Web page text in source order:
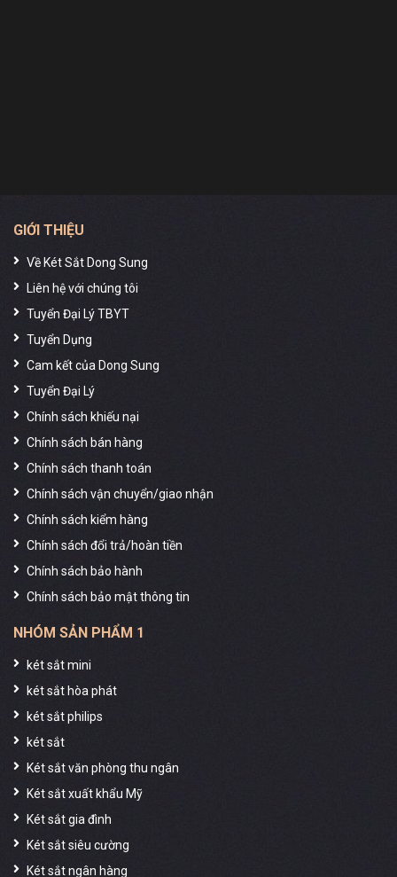
GIỚI THIỆU
Về Két Sắt Dong Sung
Liên hệ với chúng tôi
Tuyển Đại Lý TBYT
Tuyển Dụng
Cam kết của Dong Sung
Tuyển Đại Lý
Chính sách khiếu nại
Chính sách bán hàng
Chính sách thanh toán
Chính sách vận chuyển/giao nhận
Chính sách kiểm hàng
Chính sách đổi trả/hoàn tiền
Chính sách bảo hành
Chính sách bảo mật thông tin
NHÓM SẢN PHẨM 1
két sắt mini
két sắt hòa phát
két sắt philips
két sắt
Két sắt văn phòng thu ngân
Két sắt xuất khẩu Mỹ
Két sắt gia đình
Két sắt siêu cường
Két sắt ngân hàng